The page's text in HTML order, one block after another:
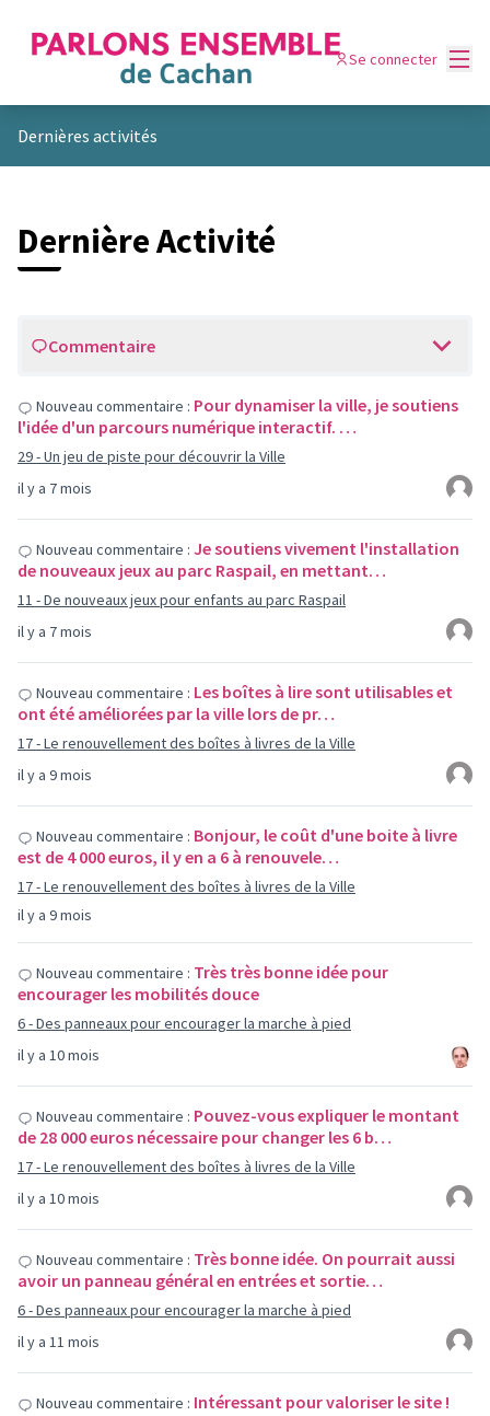
Se connecter
Dernières activités
Dernière Activité
Commentaire
il y a 7 mois
Nouveau commentaire : Pour dynamiser la ville, je soutiens
l'idée d'un parcours numérique interactif. …
29 - Un jeu de piste pour découvrir la Ville
il y a 7 mois
Nouveau commentaire : Je soutiens vivement l'installation
de nouveaux jeux au parc Raspail, en mettant…
11 - De nouveaux jeux pour enfants au parc Raspail
il y a 9 mois
Nouveau commentaire : Les boîtes à lire sont utilisables et
ont été améliorées par la ville lors de pr…
17 - Le renouvellement des boîtes à livres de la Ville
il y a 9 mois
Nouveau commentaire : Bonjour, le coût d'une boite à livre
est de 4 000 euros, il y en a 6 à renouvele…
17 - Le renouvellement des boîtes à livres de la Ville
il y a 10 mois
Nouveau commentaire : Très très bonne idée pour
encourager les mobilités douce
6 - Des panneaux pour encourager la marche à pied
il y a 10 mois
Nouveau commentaire : Pouvez-vous expliquer le montant
de 28 000 euros nécessaire pour changer les 6 b…
17 - Le renouvellement des boîtes à livres de la Ville
il y a 11 mois
Nouveau commentaire : Très bonne idée. On pourrait aussi
avoir un panneau général en entrées et sortie…
6 - Des panneaux pour encourager la marche à pied
Nouveau commentaire : Intéressant pour valoriser le site !